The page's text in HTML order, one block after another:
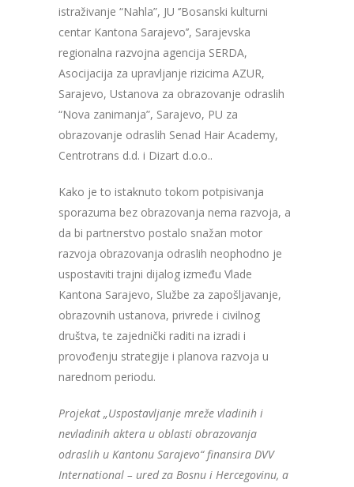
istraživanje “Nahla”, JU ‘’Bosanski kulturni
centar Kantona Sarajevo’’, Sarajevska
regionalna razvojna agencija SERDA,
Asocijacija za upravljanje rizicima AZUR,
Sarajevo, Ustanova za obrazovanje odraslih
“Nova zanimanja”, Sarajevo, PU za
obrazovanje odraslih Senad Hair Academy,
Centrotrans d.d. i Dizart d.o.o..
Kako je to istaknuto tokom potpisivanja
sporazuma bez obrazovanja nema razvoja, a
da bi partnerstvo postalo snažan motor
razvoja obrazovanja odraslih neophodno je
uspostaviti trajni dijalog između Vlade
Kantona Sarajevo, Službe za zapošljavanje,
obrazovnih ustanova, privrede i civilnog
društva, te zajednički raditi na izradi i
provođenju strategije i planova razvoja u
narednom periodu.
Projekat „Uspostavljanje mreže vladinih i
nevladinih aktera u oblasti obrazovanja
odraslih u Kantonu Sarajevo“ finansira DVV
International – ured za Bosnu i Hercegovinu, a